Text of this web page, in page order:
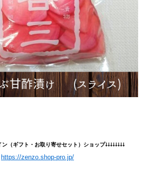
ン（ギフト・お取り寄せセット）ショップ↓↓↓↓↓↓↓↓
https://zenzo.shop-pro.jp/